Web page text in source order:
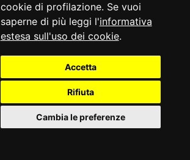
cookie di profilazione. Se vuoi
saperne di più leggi l'informativa
estesa sull'uso dei cookie.
Accetta
Rifiuta
Cambia le preferenze